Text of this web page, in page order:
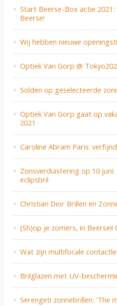
Start Beerse-Box actie 2021:
Beerse!
Wij hebben nieuwe
Optiek Van Gorp @
Solden op geselecteerde
Optiek Van Gorp gaat op
2021
Caroline Abram Paris:
Zonsverduistering op 10
eclipsbril
Christian Dior Brillen en
(Sh)op je zomers, in Beersei!
Wat zijn multifocale
Brilglazen met UV-
Serengeti zonnebrillen: 'The